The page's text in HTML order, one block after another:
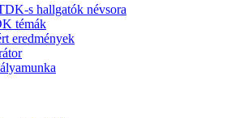
s hallgatók névsora
témák
eredmények